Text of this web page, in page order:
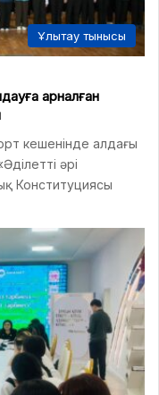
Ұлытау тынысы
арналған
кешенінде алдағы
әрі
Конституциясы